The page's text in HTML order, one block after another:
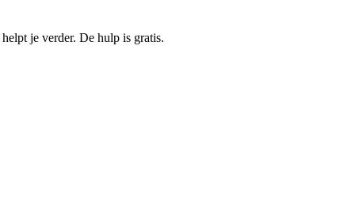
je verder. De hulp is gratis.